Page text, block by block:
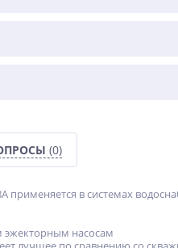
(0)
в системах
эжекторным насосам